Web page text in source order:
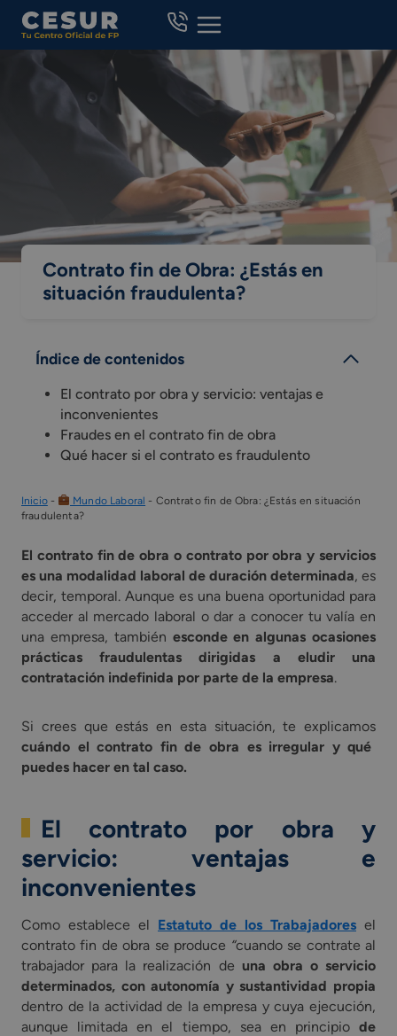
Skip
content
Contrato fin de Obra: ¿Estás en
situación fraudulenta?
Índice de contenidos
El contrato por obra y servicio: ventajas e
inconvenientes
Fraudes en el contrato fin de obra
Qué hacer si el contrato es fraudulento
Inicio- Mundo Laboral - Contrato fin de Obra: ¿Estás en situación
fraudulenta?
El contrato fin de obra o contrato por obra y servicios
es una modalidad laboral de duración determinada, es
decir, temporal. Aunque es una buena oportunidad para
acceder al mercado laboral o dar a conocer tu valía en
una empresa, también esconde en algunas ocasiones
prácticas fraudulentas dirigidas a eludir una
contratación indefinida por parte de la empresa.
Si crees que estás en esta situación, te explicamos
cuándo el contrato fin de obra es irregular y qué
puedes hacer en tal caso.
El contrato por obra y
servicio: ventajas e
inconvenientes
Como establece el Estatuto de los Trabajadores el
contrato fin de obra se produce “cuando se contrate al
trabajador para la realización de una obra o servicio
determinados, con autonomía y sustantividad propia
dentro de la actividad de la empresa y cuya ejecución,
aunque limitada en el tiempo, sea en principio de